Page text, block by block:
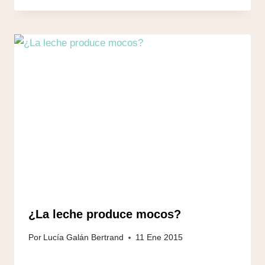
¿La leche produce mocos?
Por Lucía Galán Bertrand 11 Ene 2015